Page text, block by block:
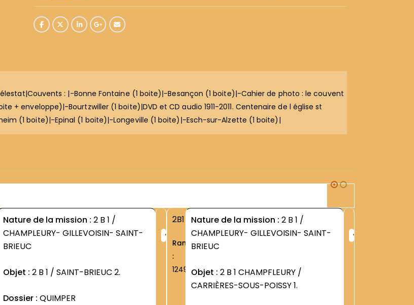
: |-Bonne Fontaine (1 boite)|-Besançon (1 boite)|-Cahier de photo : le couvent
+ enveloppe)|-Bourtzwiller (1 boite)|DVD et CD audio 1911-2011. Centenaire de l église st
(1 boite)|-Epinal (1 boite)|-Longeville (1 boite)|-Esch-sur-Alzette (1 boite)|
Nature de la mission : 2 B 1 /
CHAMPLEURY- GILLEVOISIN- SAINT-
BRIEUC
Objet : 2 B 1 / SAINT-BRIEUC 2.
Dossier : QUIMPER
+
2B1
Rang
:
1249
Nature de la mission : 2 B 1 /
CHAMPLEURY- GILLEVOISIN- SAINT-
BRIEUC
Objet : 2 B 1 CHAMPFLEURY /
CARRIÈRES-SOUS-POISSY 1.
+